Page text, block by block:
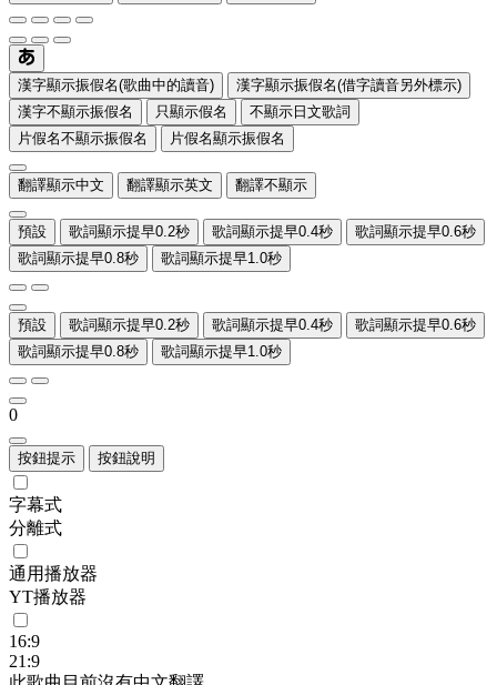
漢字顯示振假名(歌曲中的讀音)
漢字顯示振假名(借字讀音另外標示)
漢字不顯示振假名
只顯示假名
不顯示日文歌詞
片假名不顯示振假名
片假名顯示振假名
翻譯顯示中文 翻譯顯示英文 翻譯不顯示
預設 歌詞顯示提早0.2秒 歌詞顯示提早0.4秒
歌詞顯示提早0.6秒
歌詞顯示提早0.8秒
歌詞顯示提早1.0秒
預設 歌詞顯示提早0.2秒 歌詞顯示提早0.4秒
歌詞顯示提早0.6秒
歌詞顯示提早0.8秒
歌詞顯示提早1.0秒
0
按鈕提示 按鈕說明
字幕式
分離式
通用播放器
YT播放器
16:9
21:9